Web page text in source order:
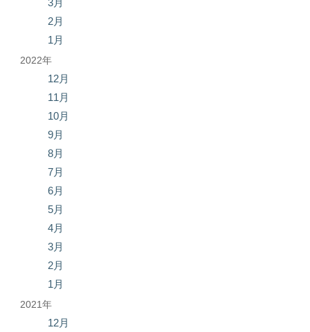
3月
2月
1月
2022年
12月
11月
10月
9月
8月
7月
6月
5月
4月
3月
2月
1月
2021年
12月